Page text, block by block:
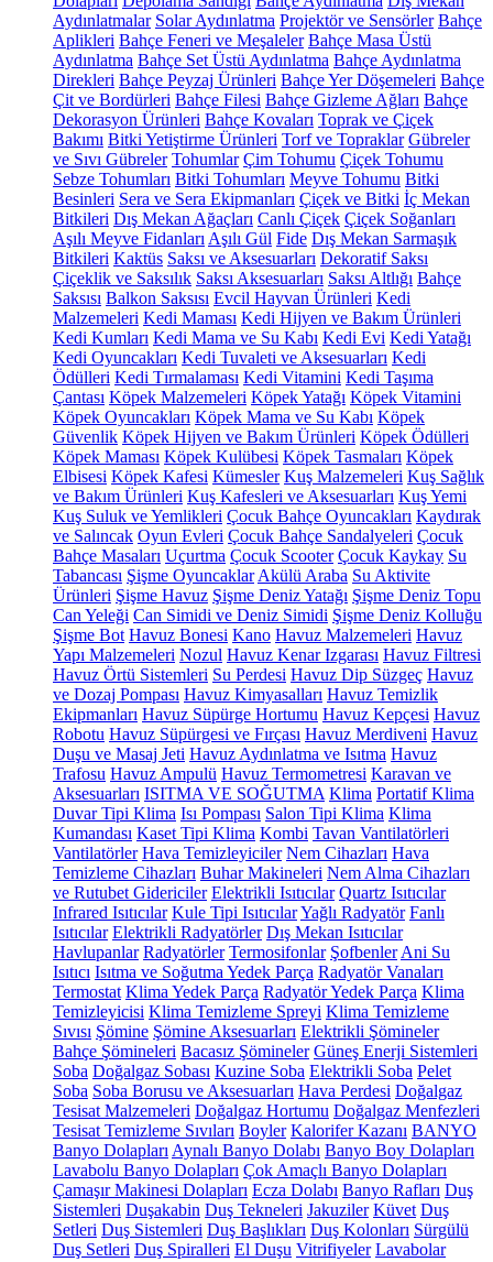
Aydınlatmalar Solar Aydınlatma Projektör ve Sensörler Bahçe
Aplikleri Bahçe Feneri ve Meşaleler Bahçe Masa Üstü
Aydınlatma Bahçe Set Üstü Aydınlatma Bahçe Aydınlatma
Direkleri Bahçe Peyzaj Ürünleri Bahçe Yer Döşemeleri Bahçe
Çit ve Bordürleri Bahçe Filesi Bahçe Gizleme Ağları Bahçe
Dekorasyon Ürünleri Bahçe Kovaları Toprak ve Çiçek
Bakımı Bitki Yetiştirme Ürünleri Torf ve Topraklar Gübreler
ve Sıvı Gübreler Tohumlar Çim Tohumu Çiçek Tohumu
Sebze Tohumları Bitki Tohumları Meyve Tohumu Bitki
Besinleri Sera ve Sera Ekipmanları Çiçek ve Bitki İç Mekan
Bitkileri Dış Mekan Ağaçları Canlı Çiçek Çiçek Soğanları
Aşılı Meyve Fidanları Aşılı Gül Fide Dış Mekan Sarmaşık
Bitkileri Kaktüs Saksı ve Aksesuarları Dekoratif Saksı
Çiçeklik ve Saksılık Saksı Aksesuarları Saksı Altlığı Bahçe
Saksısı Balkon Saksısı Evcil Hayvan Ürünleri Kedi
Malzemeleri Kedi Maması Kedi Hijyen ve Bakım Ürünleri
Kedi Kumları Kedi Mama ve Su Kabı Kedi Evi Kedi Yatağı
Kedi Oyuncakları Kedi Tuvaleti ve Aksesuarları Kedi
Ödülleri Kedi Tırmalaması Kedi Vitamini Kedi Taşıma
Çantası Köpek Malzemeleri Köpek Yatağı Köpek Vitamini
Köpek Oyuncakları Köpek Mama ve Su Kabı Köpek
Güvenlik Köpek Hijyen ve Bakım Ürünleri Köpek Ödülleri
Köpek Maması Köpek Kulübesi Köpek Tasmaları Köpek
Elbisesi Köpek Kafesi Kümesler Kuş Malzemeleri Kuş Sağlık
ve Bakım Ürünleri Kuş Kafesleri ve Aksesuarları Kuş Yemi
Kuş Suluk ve Yemlikleri Çocuk Bahçe Oyuncakları Kaydırak
ve Salıncak Oyun Evleri Çocuk Bahçe Sandalyeleri Çocuk
Bahçe Masaları Uçurtma Çocuk Scooter Çocuk Kaykay Su
Tabancası Şişme Oyuncaklar Akülü Araba Su Aktivite
Ürünleri Şişme Havuz Şişme Deniz Yatağı Şişme Deniz Topu
Can Yeleği Can Simidi ve Deniz Simidi Şişme Deniz Kolluğu
Şişme Bot Havuz Bonesi Kano Havuz Malzemeleri Havuz
Yapı Malzemeleri Nozul Havuz Kenar Izgarası Havuz Filtresi
Havuz Örtü Sistemleri Su Perdesi Havuz Dip Süzgeç Havuz
ve Dozaj Pompası Havuz Kimyasalları Havuz Temizlik
Ekipmanları Havuz Süpürge Hortumu Havuz Kepçesi Havuz
Robotu Havuz Süpürgesi ve Fırçası Havuz Merdiveni Havuz
Duşu ve Masaj Jeti Havuz Aydınlatma ve Isıtma Havuz
Trafosu Havuz Ampulü Havuz Termometresi Karavan ve
Aksesuarları ISITMA VE SOĞUTMA Klima Portatif Klima
Duvar Tipi Klima Isı Pompası Salon Tipi Klima Klima
Kumandası Kaset Tipi Klima Kombi Tavan Vantilatörleri
Vantilatörler Hava Temizleyiciler Nem Cihazları Hava
Temizleme Cihazları Buhar Makineleri Nem Alma Cihazları
ve Rutubet Gidericiler Elektrikli Isıtıcılar Quartz Isıtıcılar
Infrared Isıtıcılar Kule Tipi IsıtıcılarYağlı Radyatör Fanlı
Isıtıcılar Elektrikli Radyatörler Dış Mekan Isıtıcılar
Havlupanlar Radyatörler Termosifonlar Şofbenler Ani Su
Isıtıcı Isıtma ve Soğutma Yedek Parça Radyatör Vanaları
Termostat Klima Yedek Parça Radyatör Yedek Parça Klima
Temizleyicisi Klima Temizleme Spreyi Klima Temizleme
Sıvısı Şömine Şömine Aksesuarları Elektrikli Şömineler
Bahçe Şömineleri Bacasız Şömineler Güneş Enerji Sistemleri
Soba Doğalgaz Sobası Kuzine Soba Elektrikli Soba Pelet
Soba Soba Borusu ve Aksesuarları Hava Perdesi Doğalgaz
Tesisat Malzemeleri Doğalgaz Hortumu Doğalgaz Menfezleri
Tesisat Temizleme Sıvıları Boyler Kalorifer Kazanı BANYO
Banyo Dolapları Aynalı Banyo Dolabı Banyo Boy Dolapları
Lavabolu Banyo Dolapları Çok Amaçlı Banyo Dolapları
Çamaşır Makinesi Dolapları Ecza Dolabı Banyo Rafları Duş
Sistemleri Duşakabin Duş Tekneleri Jakuziler Küvet Duş
Setleri Duş Sistemleri Duş Başlıkları Duş Kolonları Sürgülü
Duş Setleri Duş Spiralleri El Duşu Vitrifiyeler Lavabolar